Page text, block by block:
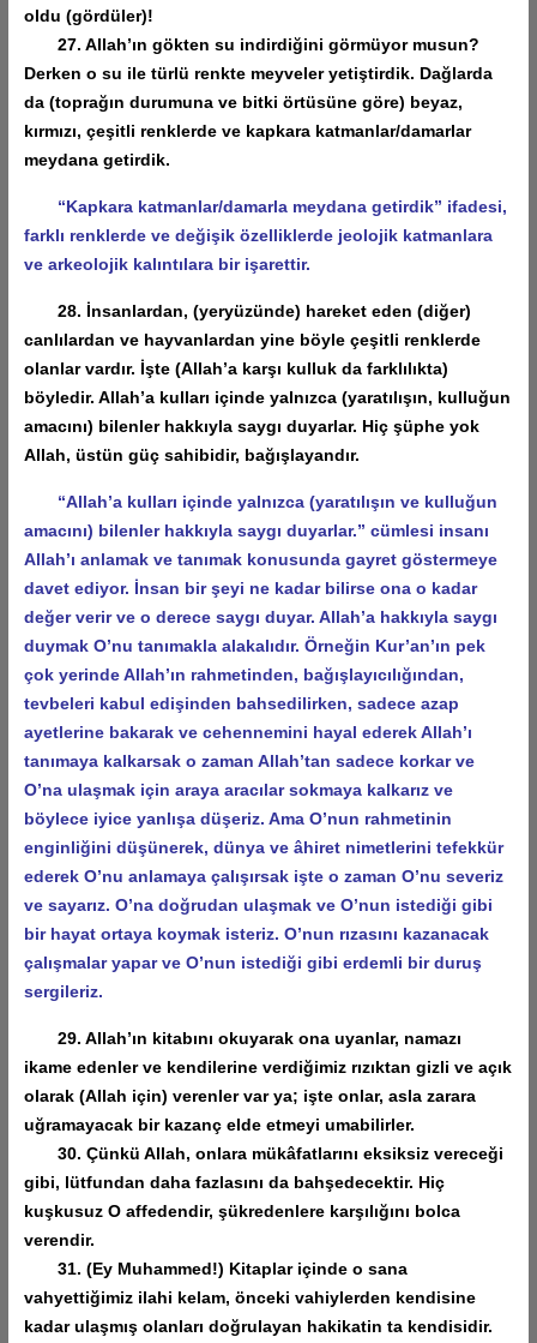
oldu (gördüler)!
27. Allah’ın gökten su indirdiğini görmüyor musun?
Derken o su ile türlü renkte meyveler yetiştirdik. Dağlarda
da (toprağın durumuna ve bitki örtüsüne göre) beyaz,
kırmızı, çeşitli renklerde ve kapkara katmanlar/damarlar
meydana getirdik.
“Kapkara katmanlar/damarla meydana getirdik” ifadesi,
farklı renklerde ve değişik özelliklerde jeolojik katmanlara
ve arkeolojik kalıntılara bir işarettir.
28. İnsanlardan, (yeryüzünde) hareket eden (diğer)
canlılardan ve hayvanlardan yine böyle çeşitli renklerde
olanlar vardır. İşte (Allah’a karşı kulluk da farklılıkta)
böyledir. Allah’a kulları içinde yalnızca (yaratılışın, kulluğun
amacını) bilenler hakkıyla saygı duyarlar. Hiç şüphe yok
Allah, üstün güç sahibidir, bağışlayandır.
“Allah’a kulları içinde yalnızca (yaratılışın ve kulluğun
amacını) bilenler hakkıyla saygı duyarlar.” cümlesi insanı
Allah’ı anlamak ve tanımak konusunda gayret göstermeye
davet ediyor. İnsan bir şeyi ne kadar bilirse ona o kadar
değer verir ve o derece saygı duyar. Allah’a hakkıyla saygı
duymak O’nu tanımakla alakalıdır. Örneğin Kur’an’ın pek
çok yerinde Allah’ın rahmetinden, bağışlayıcılığından,
tevbeleri kabul edişinden bahsedilirken, sadece azap
ayetlerine bakarak ve cehennemini hayal ederek Allah’ı
tanımaya kalkarsak o zaman Allah’tan sadece korkar ve
O’na ulaşmak için araya aracılar sokmaya kalkarız ve
böylece iyice yanlışa düşeriz. Ama O’nun rahmetinin
enginliğini düşünerek, dünya ve âhiret nimetlerini tefekkür
ederek O’nu anlamaya çalışırsak işte o zaman O’nu severiz
ve sayarız. O’na doğrudan ulaşmak ve O’nun istediği gibi
bir hayat ortaya koymak isteriz. O’nun rızasını kazanacak
çalışmalar yapar ve O’nun istediği gibi erdemli bir duruş
sergileriz.
29. Allah’ın kitabını okuyarak ona uyanlar, namazı
ikame edenler ve kendilerine verdiğimiz rızıktan gizli ve açık
olarak (Allah için) verenler var ya; işte onlar, asla zarara
uğramayacak bir kazanç elde etmeyi umabilirler.
30. Çünkü Allah, onlara mükâfatlarını eksiksiz vereceği
gibi, lütfundan daha fazlasını da bahşedecektir. Hiç
kuşkusuz O affedendir, şükredenlere karşılığını bolca
verendir.
31. (Ey Muhammed!) Kitaplar içinde o sana
vahyettiğimiz ilahi kelam, önceki vahiylerden kendisine
kadar ulaşmış olanları doğrulayan hakikatin ta kendisidir.